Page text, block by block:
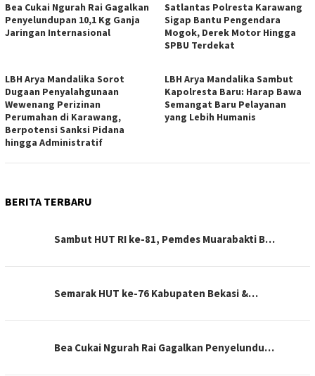
Bea Cukai Ngurah Rai Gagalkan
Penyelundupan 10,1 Kg Ganja
Jaringan Internasional
Satlantas Polresta Karawang
Sigap Bantu Pengendara
Mogok, Derek Motor Hingga
SPBU Terdekat
LBH Arya Mandalika Sorot
Dugaan Penyalahgunaan
Wewenang Perizinan
Perumahan di Karawang,
Berpotensi Sanksi Pidana
hingga Administratif
LBH Arya Mandalika Sambut
Kapolresta Baru: Harap Bawa
Semangat Baru Pelayanan
yang Lebih Humanis
BERITA TERBARU
Sambut HUT RI ke-81, Pemdes Muarabakti B…
Semarak HUT ke-76 Kabupaten Bekasi &…
Bea Cukai Ngurah Rai Gagalkan Penyelundu…